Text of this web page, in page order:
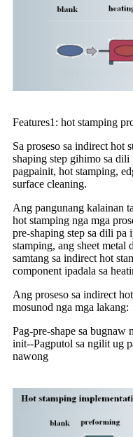
Features1: hot stamping
Sa proseso sa indirect hot
shaping step gihimo sa dili
pagpainit, hot stamping,
surface cleaning.
Ang pangunang kalainan
hot stamping nga mga
pre-shaping step sa dili pa
stamping, ang sheet metal
samtang sa indirect hot
component ipadala sa
Ang proseso sa indirect
mosunod nga mga lakang:
Pag-pre-shape sa bugnaw
init--Pagputol sa ngilit ug
nawong